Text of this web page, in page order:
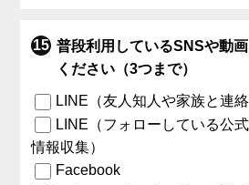
普段利用しているSNSや動
ください（3つまで）
LINE（友人知人や家族と連絡
LINE（フォローしている公
情報収集）
Facebook